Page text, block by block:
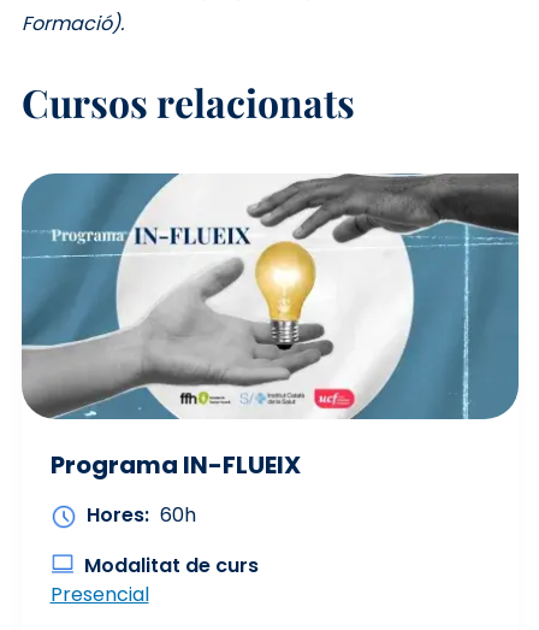
Formació).
Cursos relacionats
Programa IN-FLUEIX
Hores 60h
Modalitat de curs
Presencial